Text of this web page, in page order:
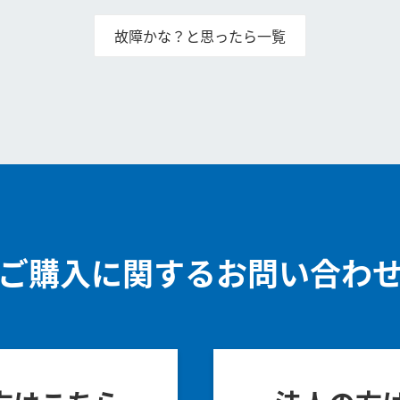
故障かな？と思ったら一覧
購入に関するお問い合わ